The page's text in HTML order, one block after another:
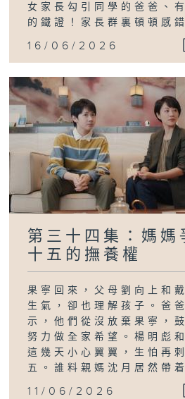
女家長勾引同學的爸爸、
的鐵證！家長群裏頓頓感
16/06/2026
第三十四集：媽媽
十五的撫養權
果寧回來，父母劉向上和
生氣，卻也理解孩子。爸
示，他們從沒放棄果寧，
努力做全家希望。楊明彪
這幾天小心翼翼，生怕再
五。誰料親媽沈月居然帶
11/06/2026